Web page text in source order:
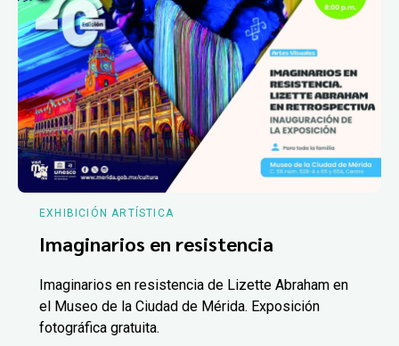
EXHIBICIÓN ARTÍSTICA
Imaginarios en resistencia
Imaginarios en resistencia de Lizette Abraham en
el Museo de la Ciudad de Mérida. Exposición
fotográfica gratuita.